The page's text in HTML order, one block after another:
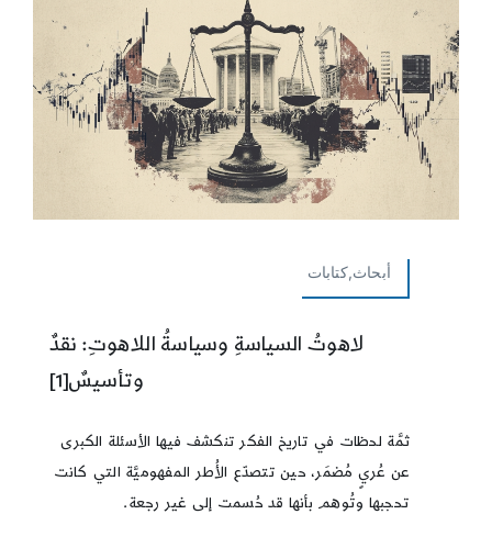
أبحاث,كتابات
لاهوتُ السياسةِ وسياسةُ اللاهوتِ: نقدٌ
وتأسيسٌ[1]
ثمَّة لحظات في تاريخ الفكر تنكشف فيها الأسئلة الكبرى
عن عُريٍ مُضمَر، حين تتصدّع الأُطر المفهوميَّة التي كانت
تحجبها وتُوهم بأنها قد حُسمت إلى غير رجعة.